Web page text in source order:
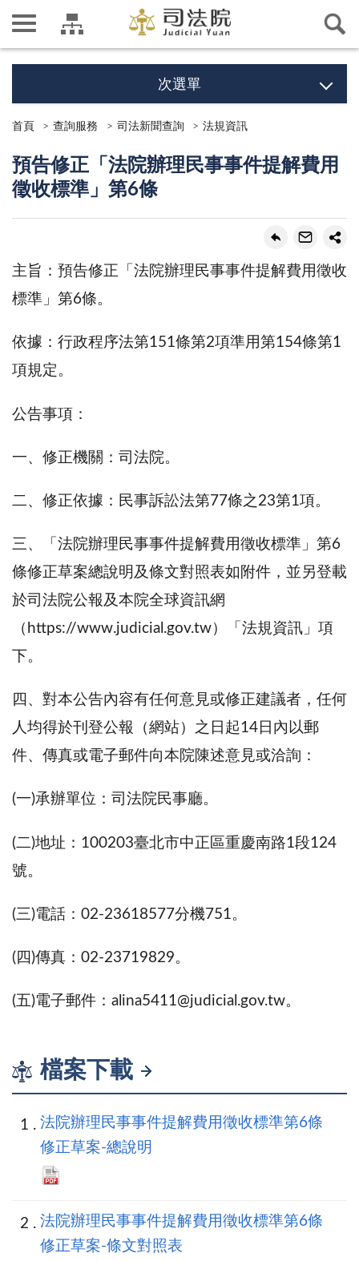
次選單
首頁 查詢服務 司法新聞查詢 法規資訊
預告修正「法院辦理民事事件提解費用
徵收標準」第6條
主旨：預告修正「法院辦理民事事件提解費用徵收
標準」第6條。
依據：行政程序法第151條第2項準用第154條第1
項規定。
公告事項：
一、修正機關：司法院。
二、修正依據：民事訴訟法第77條之23第1項。
三、「法院辦理民事事件提解費用徵收標準」第6
條修正草案總說明及條文對照表如附件，並另登載
於司法院公報及本院全球資訊網
（https://www.judicial.gov.tw）「法規資訊」項
下。
四、對本公告內容有任何意見或修正建議者，任何
人均得於刊登公報（網站）之日起14日內以郵
件、傳真或電子郵件向本院陳述意見或洽詢：
(一)承辦單位：司法院民事廳。
(二)地址：100203臺北市中正區重慶南路1段124
號。
(三)電話：02-23618577分機751。
(四)傳真：02-23719829。
(五)電子郵件：alina5411@judicial.gov.tw。
檔案下載
法院辦理民事事件提解費用徵收標準第6條
修正草案-總說明
法院辦理民事事件提解費用徵收標準第6條
修正草案-條文對照表